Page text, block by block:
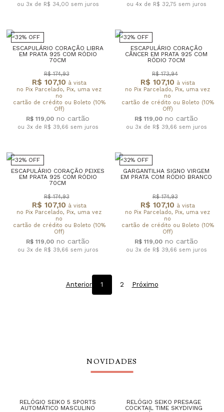
ou 3x de R$ 34,00 sem juros ou 4x de R$ 32,75 sem juros
32% OFF
ESCAPULÁRIO CORAÇÃO LIBRA
EM PRATA 925 COM RÓDIO
70CM
R$ 107,10 à vista
no Pix Parcelado, Pix, uma vez
no
cartão de crédito ou Boleto (10%
Off)
R$ 174,93
R$ 119,00
ou 3x de R$ 39,66 sem juros
32% OFF
ESCAPULÁRIO CORAÇÃO
CÂNCER EM PRATA 925 COM
RÓDIO 70CM
R$ 107,10 à vista
no Pix Parcelado, Pix, uma vez
no
cartão de crédito ou Boleto (10%
Off)
R$ 173,94
R$ 119,00
ou 3x de R$ 39,66 sem juros
32% OFF
ESCAPULÁRIO CORAÇÃO PEIXES
EM PRATA 925 COM RÓDIO
70CM
R$ 107,10 à vista
no Pix Parcelado, Pix, uma vez
no
cartão de crédito ou Boleto (10%
Off)
R$ 174,93
R$ 119,00
ou 3x de R$ 39,66 sem juros
32% OFF
GARGANTILHA SIGNO VIRGEM
EM PRATA COM RÓDIO BRANCO
R$ 107,10 à vista
no Pix Parcelado, Pix, uma vez
no
cartão de crédito ou Boleto (10%
Off)
R$ 174,93
R$ 119,00
ou 3x de R$ 39,66 sem juros
Anterior 1 2 Próximo
NOVIDADES
RELÓGIO SEIKO 5 SPORTS
AUTOMÁTICO MASCULINO
RELÓGIO SEIKO PRESAGE
COCKTAIL TIME SKYDIVING